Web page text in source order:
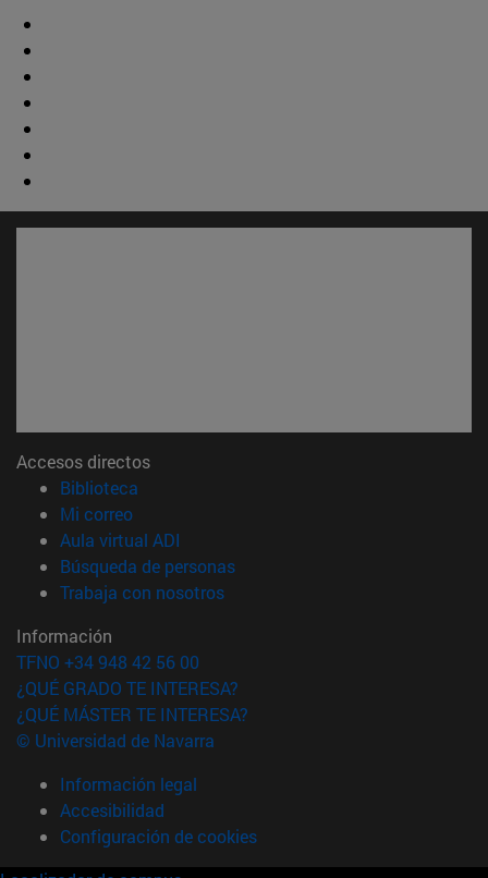
Accesos directos
Biblioteca
Mi correo(abre en nueva ventana)
Aula virtual ADI
Búsqueda de personas(abre en nueva ventana)
Trabaja con nosotros(abre en nueva ventana)
Información
TFNO +34 948 42 56 00
¿QUÉ GRADO TE INTERESA?
¿QUÉ MÁSTER TE INTERESA?
© Universidad de Navarra
Información legal
Accesibilidad
Configuración de cookies